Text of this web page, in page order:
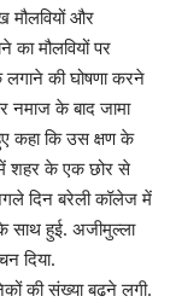
मौलवियों और
मौलवियों पर
की घोषणा करने
नमाज के बाद जामा
कहा कि उस क्षण के
में शहर के एक छोर से
दिन बरेली कॉलेज में
साथ हुई. अजीमुल्ला
दिया.
की संख्या बढने लगी.